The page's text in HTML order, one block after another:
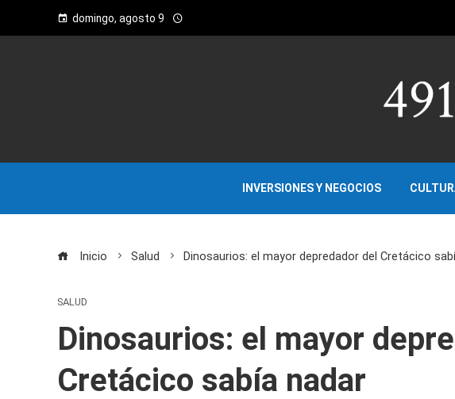
domingo, agosto 9
INVERSIONES Y NEGOCIOS
Inicio Salud Dinosaurios: el mayor depredador del Cretácico
SALUD
Dinosaurios: el mayor
Cretácico sabía nadar